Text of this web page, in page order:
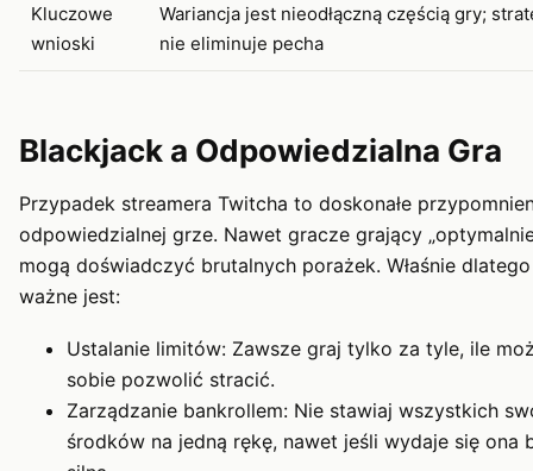
Kluczowe
wnioski
Wariancja jest nieodłączną częścią gry;
nie eliminuje pecha
Blackjack a Odpowiedzialna Gra
Przypadek streamera Twitcha to doskonałe
odpowiedzialnej grze. Nawet gracze grający
mogą doświadczyć brutalnych porażek. Właśnie
ważne jest:
Ustalanie limitów: Zawsze graj tylko za tyle, ile
sobie pozwolić stracić.
Zarządzanie bankrollem: Nie stawiaj wszystkich
środków na jedną rękę, nawet jeśli wydaje się ona